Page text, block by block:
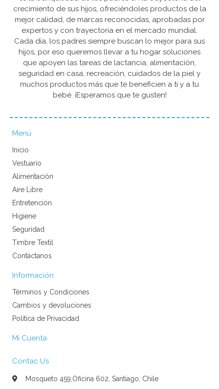
crecimiento de sus hijos, ofreciéndoles productos de la
mejor calidad, de marcas reconocidas, aprobadas por
expertos y con trayectoria en el mercado mundial.
Cada día, los padres siempre buscan lo mejor para sus
hijos, por eso queremos llevar a tu hogar soluciones
que apoyen las tareas de lactancia, alimentación,
seguridad en casa, recreación, cuidados de la piel y
muchos productos más que te beneficien a ti y a tu
bebé. ¡Esperamos que te gusten!
Menú
Inicio
Vestuario
Alimentación
Aire Libre
Entretención
Higiene
Seguridad
Timbre Textil
Contáctanos
Información
Términos y Condiciones
Cambios y devoluciones
Política de Privacidad
Mi Cuenta
Contac Us
Mosqueto 459,Oficina 602, Santiago, Chile